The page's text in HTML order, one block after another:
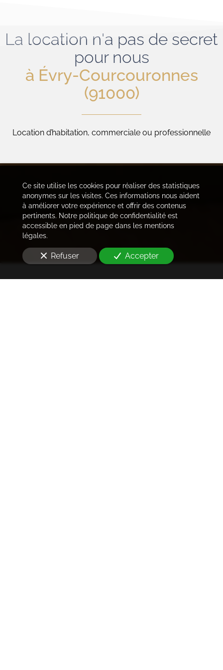
La location n'a pas de secret
pour nous
à Évry-Courcouronnes
(91000)
Location d’habitation, commerciale ou professionnelle
Ce site utilise les cookies pour réaliser des statistiques
anonymes sur les visites. Ces informations nous aident
à améliorer votre expérience et offrir des contenus
pertinents. Notre politique de confidentialité est
accessible en pied de page dans les mentions
légales.
Refuser Accepter